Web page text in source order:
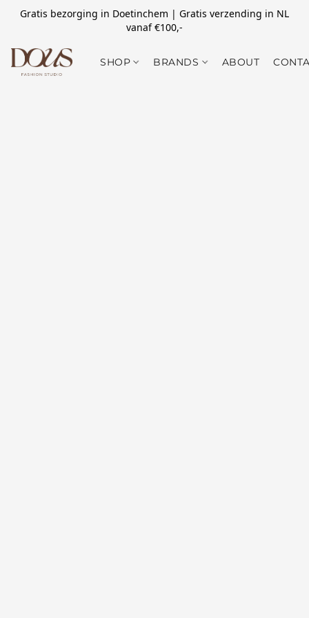
Gratis bezorging in Doetinchem | Gratis verzending in NL
vanaf €100,-
SHOP BRANDS ABOUT